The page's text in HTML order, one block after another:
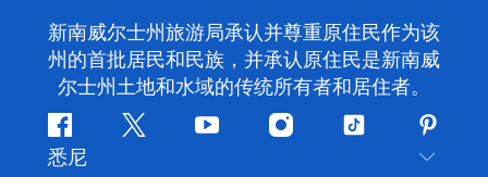
新南威尔士州旅游局承认并尊重原住民作为该
州的首批居民和民族，并承认原住民是新南威
尔士州土地和水域的传统所有者和居住者。
Facebook叽
YouTubeInstagram
抖
悉尼